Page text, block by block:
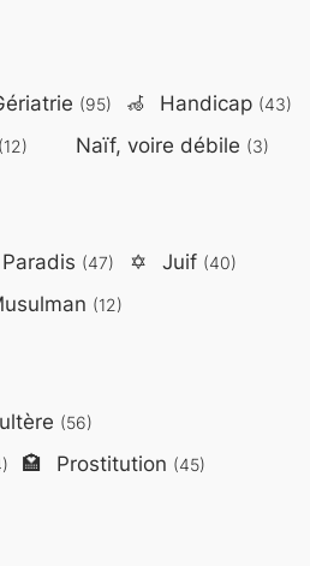
(95) 🦽 Handicap (43)
(12) Naïf, voire débile (3)
Paradis (47) ✡️ Juif (40)
(12)
(56)
🏩 Prostitution (45)